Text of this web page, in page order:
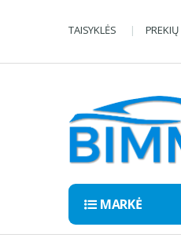
TAISYKLĖS
MARKĖ